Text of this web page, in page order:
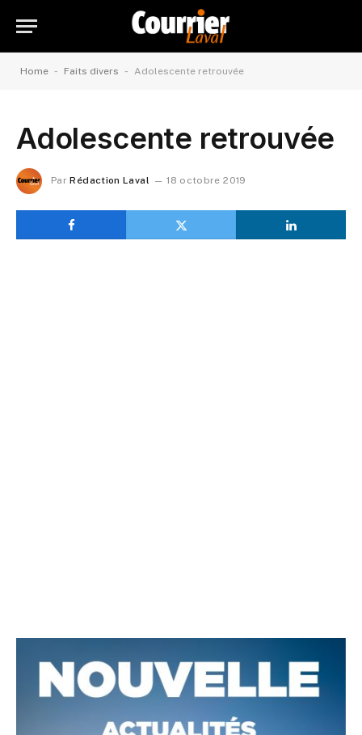
Home - Faits divers - Adolescente retrouvée
Adolescente retrouvée
Par Rédaction Laval 18 octobre 2019